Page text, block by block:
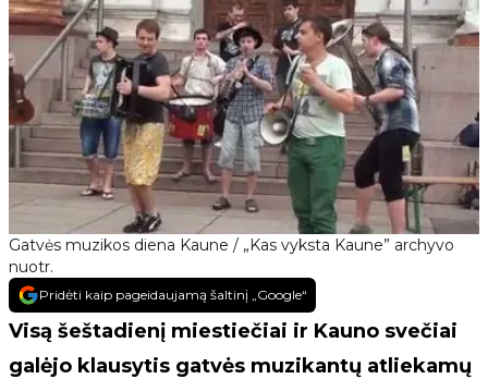
Gatvės muzikos diena Kaune / „Kas vyksta Kaune” archyvo
nuotr.
Pridėti kaip pageidaujamą šaltinį „Google“
Visą šeštadienį miestiečiai ir Kauno svečiai
galėjo klausytis gatvės muzikantų atliekamų